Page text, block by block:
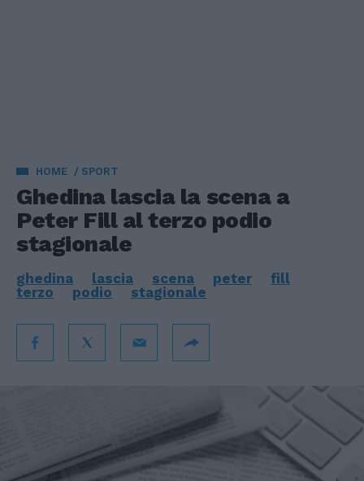
HOME SPORT
Ghedina lascia la scena a
Peter Fill al terzo podio
stagionale
ghedina lascia scena peter
fill
terzo
podio stagionale